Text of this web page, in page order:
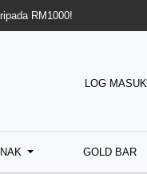
RM1000!
LOG MASUK
GOLD BAR